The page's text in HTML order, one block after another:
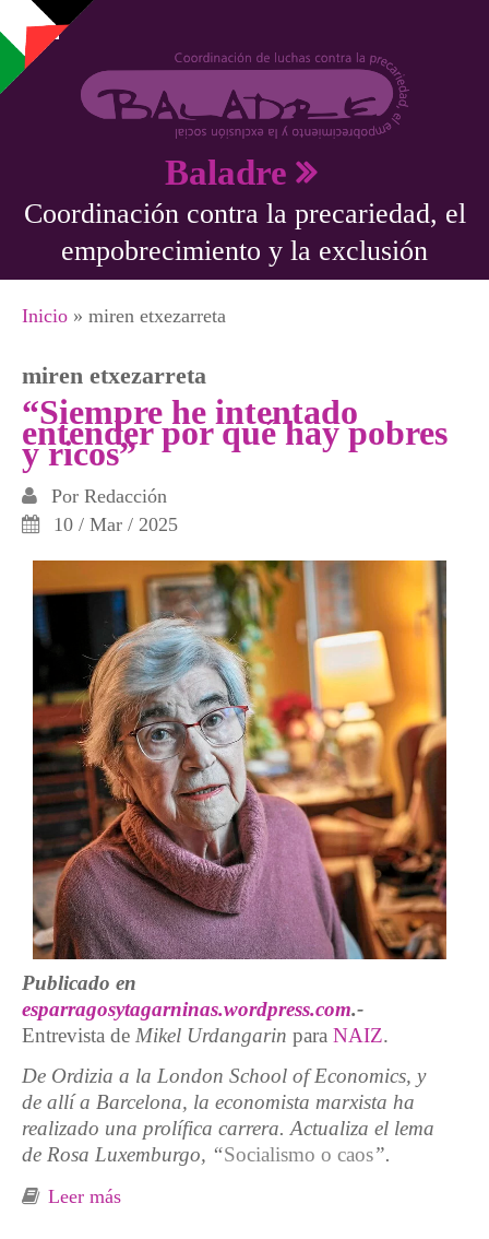
Pasar al contenido principal
Baladre
Coordinación contra la precariedad, el
empobrecimiento y la exclusión
Se encuentra usted aquí
Inicio » miren etxezarreta
miren etxezarreta
“Siempre he intentado
entender por qué hay pobres
y ricos”
Por Redacción
10 / Mar / 2025
Publicado en
esparragosytagarninas.wordpress.com.-
Entrevista de Mikel Urdangarin para NAIZ.
De Ordizia a la London School of Economics, y
de allí a Barcelona, la economista marxista ha
realizado una prolífica carrera. Actualiza el lema
de Rosa Luxemburgo, “Socialismo o caos”.
Leer más